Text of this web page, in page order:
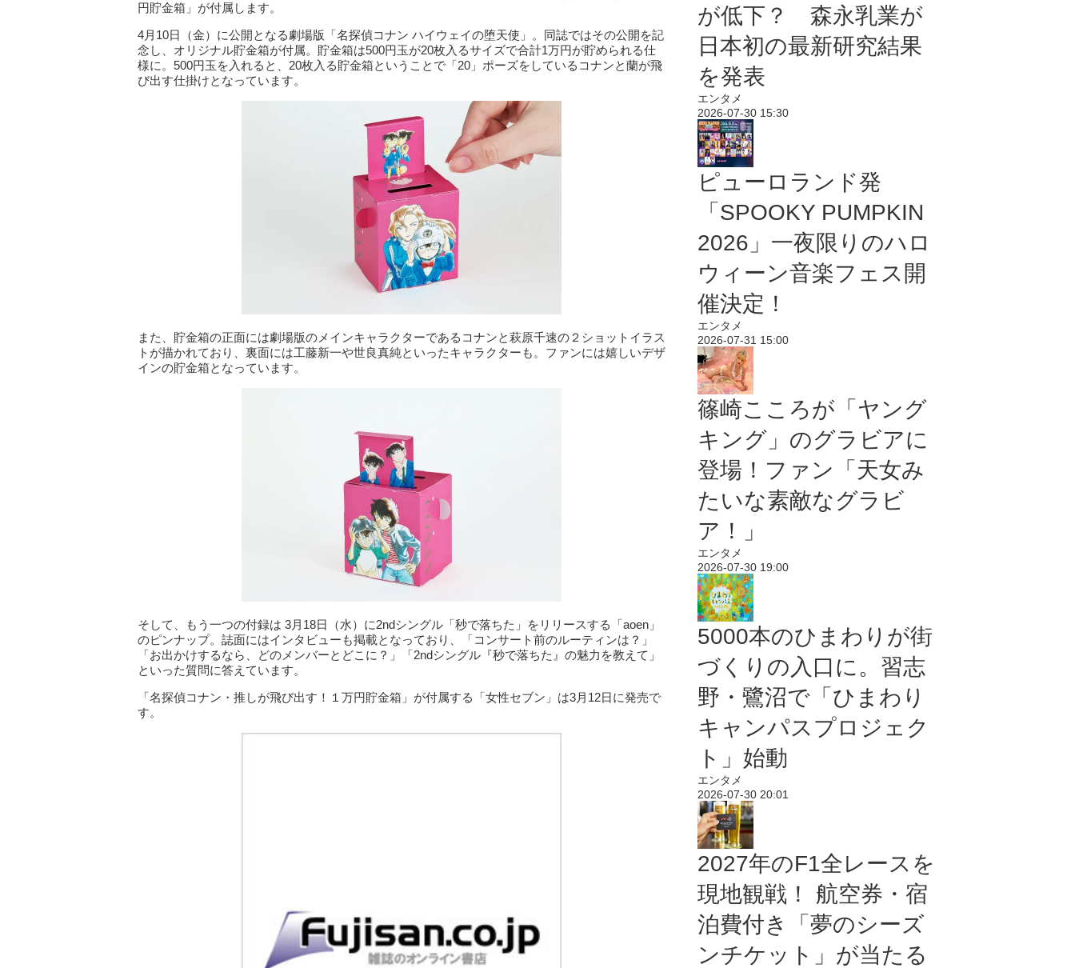
円貯金箱」が付属します。
4月10日（金）に公開となる劇場版「名探偵コナン ハイウェイの堕天使」。同誌ではその公開を記
念し、オリジナル貯金箱が付属。貯金箱は500円玉が20枚入るサイズで合計1万円が貯められる仕
様に。500円玉を入れると、20枚入る貯金箱ということで「20」ポーズをしているコナンと蘭が飛
び出す仕掛けとなっています。
また、貯金箱の正面には劇場版のメインキャラクターであるコナンと萩原千速の２ショットイラス
トが描かれており、裏面には工藤新一や世良真純といったキャラクターも。ファンには嬉しいデザ
インの貯金箱となっています。
そして、もう一つの付録は 3月18日（水）に2ndシングル「秒で落ちた」をリリースする「aoen」
のピンナップ。誌面にはインタビューも掲載となっており、「コンサート前のルーティンは？」
「お出かけするなら、どのメンバーとどこに？」「2ndシングル『秒で落ちた』の魅力を教えて」
といった質問に答えています。
「名探偵コナン・推しが飛び出す！１万円貯金箱」が付属する「女性セブン」は3月12日に発売で
す。
が低下？ 森永乳業が
日本初の最新研究結果
を発表
エンタメ
2026-07-30 15:30
ピューロランド発
「SPOOKY PUMPKIN
2026」一夜限りのハロ
ウィーン音楽フェス開
催決定！
エンタメ
2026-07-31 15:00
篠崎こころが「ヤング
キング」のグラビアに
登場！ファン「天女み
たいな素敵なグラビ
ア！」
エンタメ
2026-07-30 19:00
5000本のひまわりが街
づくりの入口に。習志
野・鷺沼で「ひまわり
キャンパスプロジェク
ト」始動
エンタメ
2026-07-30 20:01
2027年のF1全レースを
現地観戦！ 航空券・宿
泊費付き「夢のシーズ
ンチケット」が当たる